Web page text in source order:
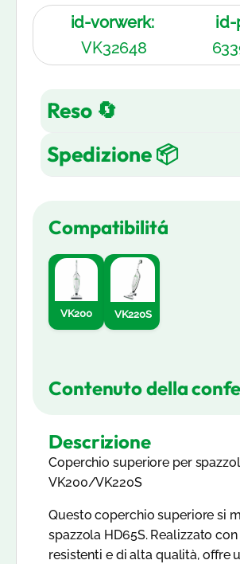
id-vorwerk:
VK32648
id-
Reso 🔄
Reso gratuito entro 14
Spedizione 📦
ordini in 3-5 giorni
Compatibilitá
VK200 VK220S
Contenuto della
Descrizione
Coperchio superiore per
VK200/VK220S
Questo coperchio superiore si
spazzola HD65S. Realizzato
resistenti e di alta qualità, offre